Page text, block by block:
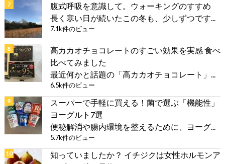
腹式呼吸を意識して。ウォーキングのすすめ
長く寒い日が続いたこの冬も、少しずつです...
7.1k件のビュー
高カカオチョコレートのすごい効果を実感 食べ
比べてみました
最近何かと話題の「高カカオチョコレート」...
6.5k件のビュー
スーパーで手軽に買える！菌で選ぶ「機能性」
ヨーグルト7選
便秘解消や腸内環境を整えるために、ヨーグ...
5.7k件のビュー
知っていましたか？ イチジクは女性ホルモンア